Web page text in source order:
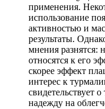
применения.
использование
активностью и
результаты.
мнения разнятся:
относятся к его
скорее эффект
интерес к
свидетельствует
надежду на